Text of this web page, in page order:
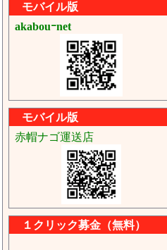
モバイル版
akabouｰnet
モバイル版
赤帽ナゴ運送店
１クリック募金（無料）